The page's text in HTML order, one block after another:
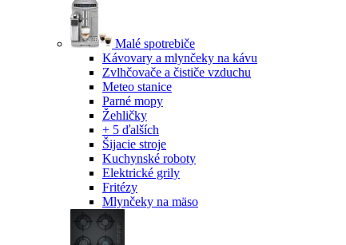
Malé spotrebiče
Kávovary a mlynčeky na kávu
Zvlhčovače a čističe vzduchu
Meteo stanice
Parné mopy
Žehličky
+ 5 ďalších
Šijacie stroje
Kuchynské roboty
Elektrické grily
Fritézy
Mlynčeky na mäso